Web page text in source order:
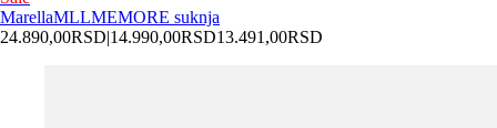
MarellaMLLMEMORE suknja
24.890,00RSD|14.990,00RSD13.491,00RSD